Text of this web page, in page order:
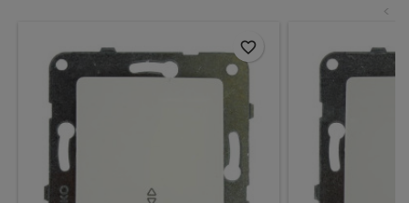
<
favorite_border